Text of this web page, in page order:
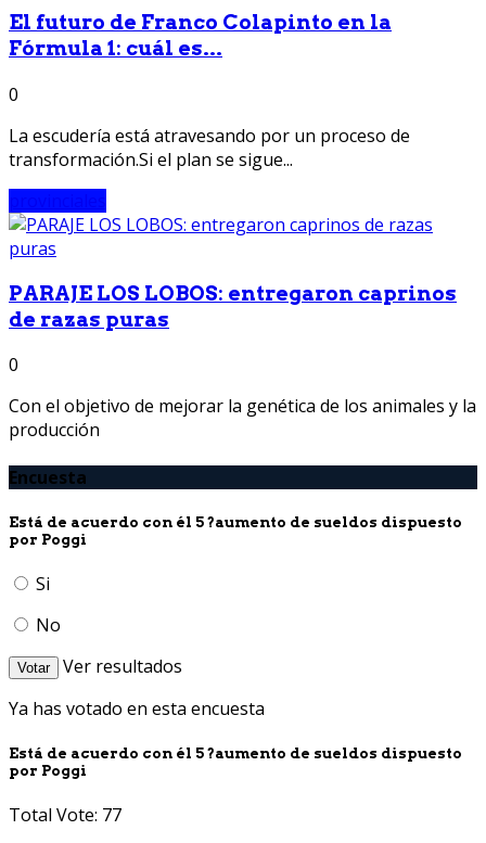
El futuro de Franco Colapinto en la
Fórmula 1: cuál es...
0
La escudería está atravesando por un proceso de
transformación.Si el plan se sigue...
PARAJE LOS LOBOS: entregaron caprinos
de razas puras
0
Con el objetivo de mejorar la genética de los animales y la
producción
Encuesta
Está de acuerdo con él 5 ?aumento de sueldos dispuesto
por Poggi
Si
No
Votar
Ver resultados
Ya has votado en esta encuesta
Está de acuerdo con él 5 ?aumento de sueldos dispuesto
por Poggi
Total Vote: 77